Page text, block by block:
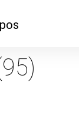
nous ?